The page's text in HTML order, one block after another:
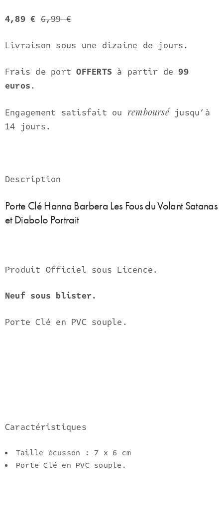
4,89 € 6,99 €
Livraison sous une dizaine de jours.
Frais de portOFFERTS à partir de99
euros.
Engagement satisfait ou rembourséjusqu’à
14 jours.
Description
Porte Clé Hanna Barbera Les Fous du Volant Satanas
et Diabolo Portrait
Produit Officiel sous Licence.
Neuf sous blister.
Porte Clé en PVC souple.
Caractéristiques
Taille écusson : 7 x 6 cm
Porte Clé en PVC souple.